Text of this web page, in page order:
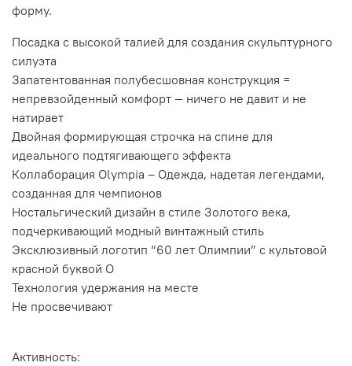
форму.
Посадка с высокой талией для создания скульптурного
силуэта
Запатентованная полубесшовная конструкция =
непревзойденный комфорт — ничего не давит и не
натирает
Двойная формирующая строчка на спине для
идеального подтягивающего эффекта
Коллаборация Olympia – Одежда, надетая легендами,
созданная для чемпионов
Ностальгический дизайн в стиле Золотого века,
подчеркивающий модный винтажный стиль
Эксклюзивный логотип “60 лет Олимпии” с культовой
красной буквой O
Технология удержания на месте
Не просвечивают
Активность: